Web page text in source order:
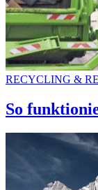
RECYCLING &
So